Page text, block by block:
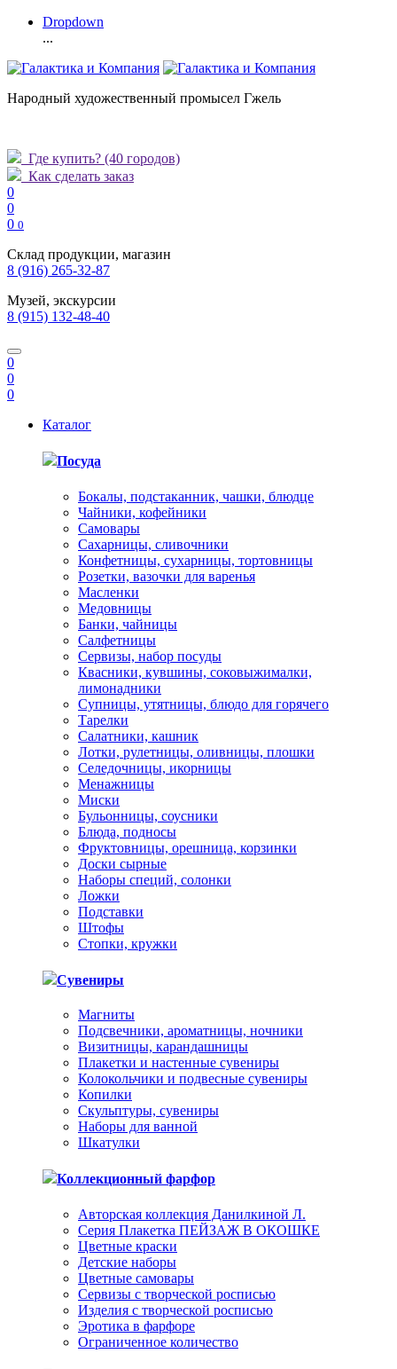
Dropdown
...
Народный художественный промысел Гжель
Где купить? (40 городов)
Как сделать заказ
0
0
0 0
Склад продукции, магазин
8 (916) 265-32-87
Музей, экскурсии
8 (915) 132-48-40
0
0
0
Каталог
Посуда
Бокалы, подстаканник, чашки, блюдце
Чайники, кофейники
Самовары
Сахарницы, сливочники
Конфетницы, сухарницы, тортовницы
Розетки, вазочки для варенья
Масленки
Медовницы
Банки, чайницы
Салфетницы
Сервизы, набор посуды
Квасники, кувшины, соковыжималки,
лимонадники
Супницы, утятницы, блюдо для горячего
Тарелки
Салатники, кашник
Лотки, рулетницы, оливницы, плошки
Селедочницы, икорницы
Менажницы
Миски
Бульонницы, соусники
Блюда, подносы
Фруктовницы, орешница, корзинки
Доски сырные
Наборы специй, солонки
Ложки
Подставки
Штофы
Стопки, кружки
Сувениры
Магниты
Подсвечники, ароматницы, ночники
Визитницы, карандашницы
Плакетки и настенные сувениры
Колокольчики и подвесные сувениры
Копилки
Скульптуры, сувениры
Наборы для ванной
Шкатулки
Коллекционный фарфор
Авторская коллекция Данилкиной Л.
Серия Плакетка ПЕЙЗАЖ В ОКОШКЕ
Цветные краски
Детские наборы
Цветные самовары
Сервизы с творческой росписью
Изделия с творческой росписью
Эротика в фарфоре
Ограниченное количество